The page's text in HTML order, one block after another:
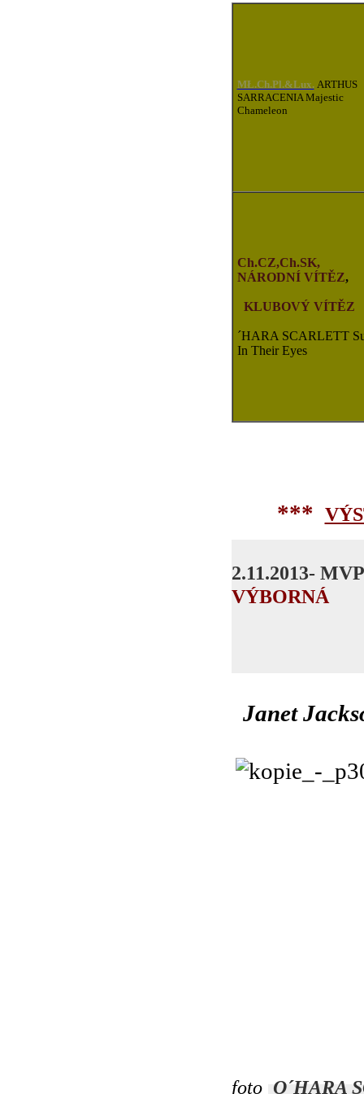
MŁ.Ch.Pl.&Lux. ARTHUS
SARRACENIA Majestic
Chameleon
Ch.CZ,Ch.SK,
NÁRODNÍ VÍTĚZ
KLUBOVÝ VÍTĚZ
´HARA SCARLETT
In Their Eyes
***
2.11.2013-
VÝBORNÁ
Janet
foto O´HARA